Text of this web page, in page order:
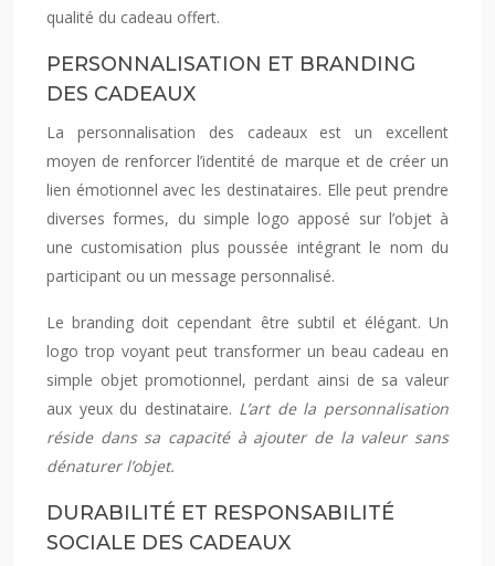
qualité du cadeau offert.
PERSONNALISATION ET BRANDING
DES CADEAUX
La personnalisation des cadeaux est un excellent
moyen de renforcer l’identité de marque et de créer un
lien émotionnel avec les destinataires. Elle peut prendre
diverses formes, du simple logo apposé sur l’objet à
une customisation plus poussée intégrant le nom du
participant ou un message personnalisé.
Le branding doit cependant être subtil et élégant. Un
logo trop voyant peut transformer un beau cadeau en
simple objet promotionnel, perdant ainsi de sa valeur
aux yeux du destinataire. L’art de la personnalisation
réside dans sa capacité à ajouter de la valeur sans
dénaturer l’objet.
DURABILITÉ ET RESPONSABILITÉ
SOCIALE DES CADEAUX